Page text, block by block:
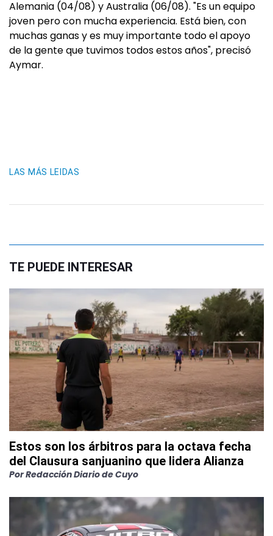
Alemania (04/08) y Australia (06/08). "Es un equipo
joven pero con mucha experiencia. Está bien, con
muchas ganas y es muy importante todo el apoyo
de la gente que tuvimos todos estos años", precisó
Aymar.
LAS MÁS LEIDAS
TE PUEDE INTERESAR
Estos son los árbitros para la octava fecha
del Clausura sanjuanino que lidera Alianza
PorRedacción Diario de Cuyo